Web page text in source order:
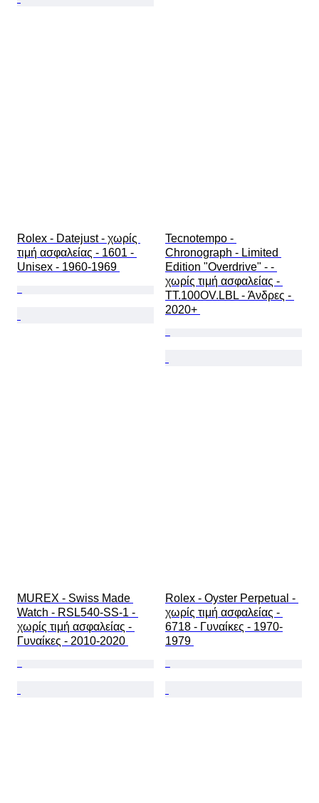
Rolex - Datejust - χωρίς
τιμή ασφαλείας - 1601 -
Unisex - 1960-1969
Tecnotempo -
Chronograph - Limited
Edition "Overdrive" - -
χωρίς τιμή ασφαλείας -
TT.100OV.LBL - Άνδρες -
2020+
MUREX - Swiss Made
Watch - RSL540-SS-1 -
χωρίς τιμή ασφαλείας -
Γυναίκες - 2010-2020
Rolex - Oyster Perpetual -
χωρίς τιμή ασφαλείας -
6718 - Γυναίκες - 1970-
1979